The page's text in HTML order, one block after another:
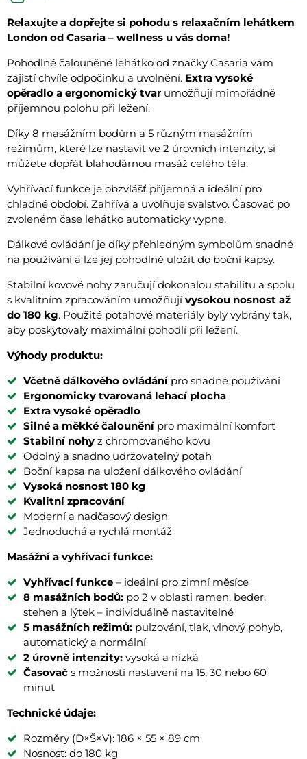
Relaxujte a dopřejte si pohodu s relaxačním lehátkem
London od Casaria – wellness u vás doma!
Pohodlné čalouněné lehátko od značky Casaria vám
zajistí chvíle odpočinku a uvolnění. Extra vysoké
opěradlo a ergonomický tvarumožňují mimořádně
příjemnou polohu při ležení.
Díky 8 masážním bodům a 5 různým masážním
režimům, které lze nastavit ve 2 úrovních intenzity, si
můžete dopřát blahodárnou masáž celého těla.
Vyhřívací funkce je obzvlášť příjemná a ideální pro
chladné období. Zahřívá a uvolňuje svalstvo. Časovač po
zvoleném čase lehátko automaticky vypne.
Dálkové ovládání je díky přehledným symbolům snadné
na používání a lze jej pohodlně uložit do boční kapsy.
Stabilní kovové nohy zaručují dokonalou stabilitu a spolu
s kvalitním zpracováním umožňujívysokou nosnost až
do 180 kg. Použité potahové materiály byly vybrány tak,
aby poskytovaly maximální pohodlí při ležení.
Výhody produktu:
Včetně dálkového ovládání pro snadné používání
Ergonomicky tvarovaná lehací plocha
Extra vysoké opěradlo
Silné a měkké čalounění pro maximální komfort
Stabilní nohy z chromovaného kovu
Odolný a snadno udržovatelný potah
Boční kapsa na uložení dálkového ovládání
Vysoká nosnost 180 kg
Kvalitní zpracování
Moderní a nadčasový design
Jednoduchá a rychlá montáž
Masážní a vyhřívací funkce:
Vyhřívací funkce – ideální pro zimní měsíce
8 masážních bodů: po 2 v oblasti ramen, beder,
stehen a lýtek – individuálně nastavitelné
5 masážních režimů: pulzování, tlak, vlnový pohyb,
automatický a normální
2 úrovně intenzity: vysoká a nízká
Časovač s možností nastavení na 15, 30 nebo 60
minut
Technické údaje:
Rozměry (D×Š×V): 186 × 55 × 89 cm
Nosnost: do 180 kg